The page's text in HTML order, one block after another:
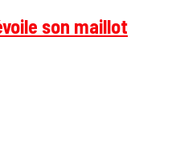
son maillot